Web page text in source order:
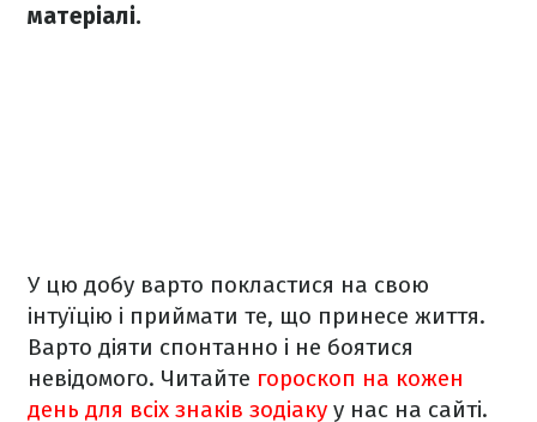
матеріалі.
У цю добу варто покластися на свою
інтуїцію і приймати те, що принесе життя.
Варто діяти спонтанно і не боятися
невідомого. Читайте гороскоп на кожен
день для всіх знаків зодіаку у нас на сайті.